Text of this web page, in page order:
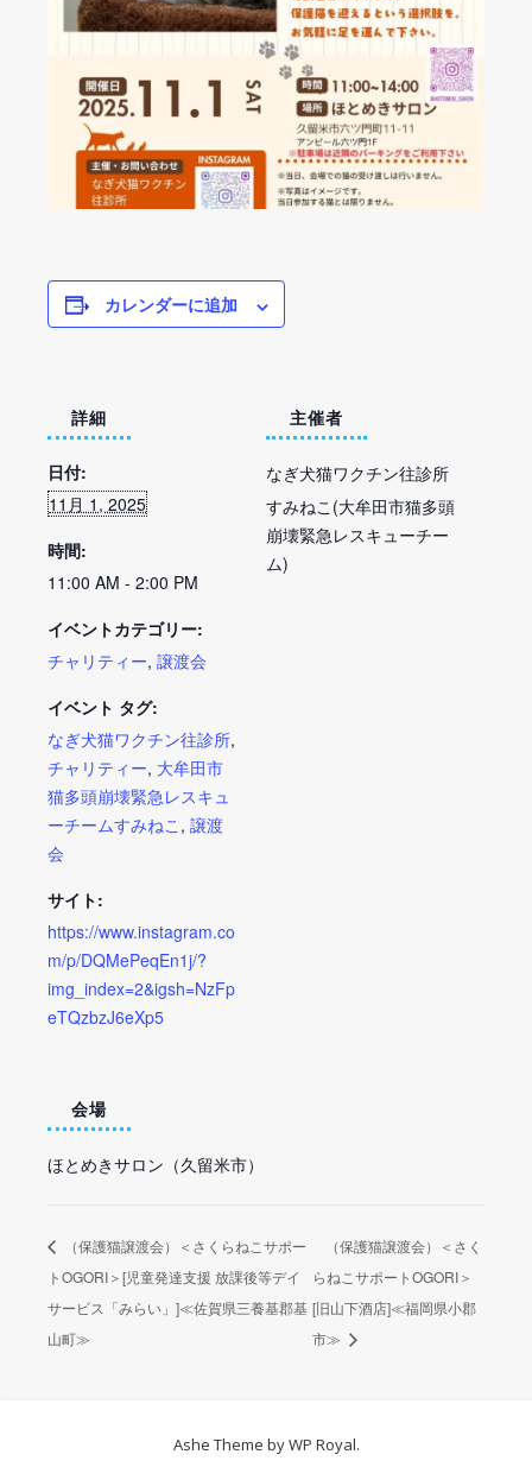
カレンダーに追加
詳細
日付:
11月 1, 2025
時間:
11:00 AM - 2:00 PM
イベントカテゴリー:
チャリティー, 譲渡会
イベント タグ:
なぎ犬猫ワクチン往診所,
チャリティー, 大牟田市
猫多頭崩壊緊急レスキュ
ーチームすみねこ , 譲渡
会
サイト:
https://www.instagram.co
m/p/DQMePeqEn1j/?
img_index=2&igsh=NzFp
eTQzbzJ6eXp5
主催者
なぎ犬猫ワクチン往診所
すみねこ(大牟田市猫多頭
崩壊緊急レスキューチー
ム)
会場
ほとめきサロン（久留米市）
（保護猫譲渡会）＜さくらねこサポー
トOGORI＞[児童発達支援 放課後等デイ
サービス「みらい」]≪佐賀県三養基郡基
山町≫
（保護猫譲渡会）＜さく
らねこサポートOGORI＞
[旧山下酒店]≪福岡県小郡
市≫
Ashe Theme byWP Royal.